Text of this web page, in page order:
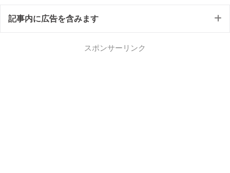
記事内に広告を含みます
スポンサーリンク